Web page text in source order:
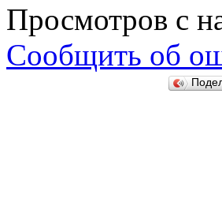
Просмотров с
Сообщить об